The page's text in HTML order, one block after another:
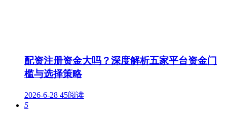
配资注册资金大吗？深度解析五家平台资金门
槛与选择策略
2026-6-28 45阅读
5